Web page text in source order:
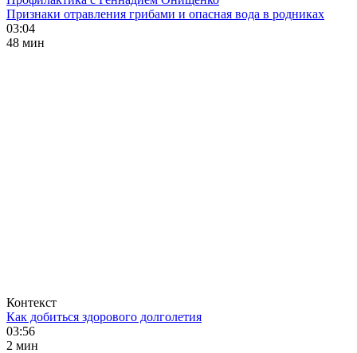
Признаки отравления грибами и опасная вода в родниках
03:04
48 мин
Контекст
Как добиться здорового долголетия
03:56
2 мин